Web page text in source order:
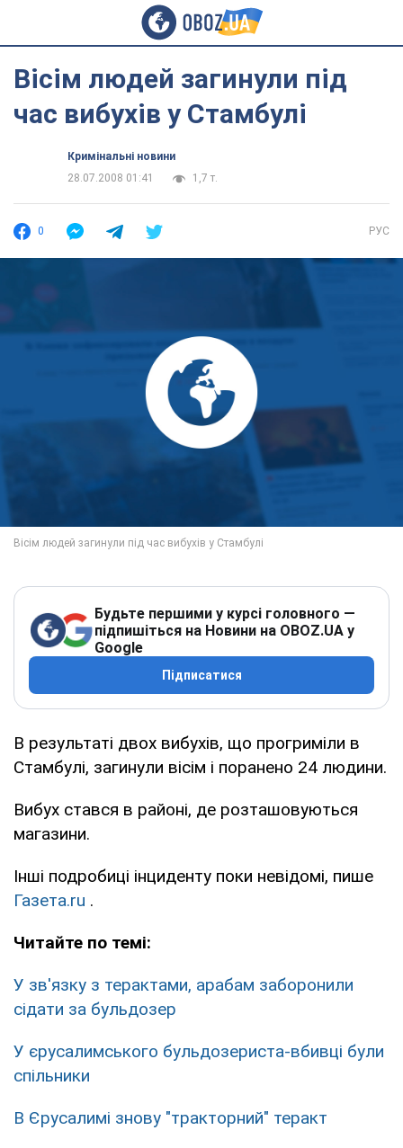
Вісім людей загинули під
час вибухів у Стамбулі
Кримінальні новини
28.07.2008 01:41
1,7 т.
0 РУС
Будьте першими у курсі головного —
підпишіться на Новини на OBOZ.UA у
Google
Підписатися
В результаті двох вибухів, що прогриміли в
Стамбулі, загинули вісім і поранено 24 людини.
Вибух стався в районі, де розташовуються
магазини.
Інші подробиці інциденту поки невідомі, пише
Газета.ru .
Читайте по темі:
У зв'язку з терактами, арабам заборонили
сідати за бульдозер
У єрусалимського бульдозериста-вбивці були
спільники
В Єрусалимі знову "тракторний" теракт